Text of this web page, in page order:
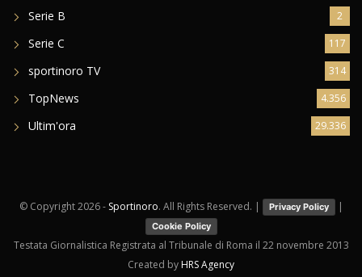
Serie B 2
Serie C 117
sportinoro TV 314
TopNews 4.356
Ultim'ora 29.336
© Copyright2026 - Sportinoro. All Rights Reserved. | Privacy Policy |
Cookie Policy
Testata Giornalistica Registrata al Tribunale di Roma il 22 novembre 2013
Created by HRS Agency